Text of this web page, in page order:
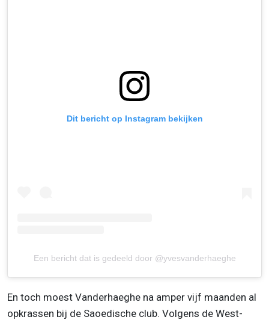
Dit bericht op Instagram bekijken
Een bericht dat is gedeeld door @yvesvanderhaeghe
En toch moest Vanderhaeghe na amper vijf maanden al
opkrassen bij de Saoedische club. Volgens de West-